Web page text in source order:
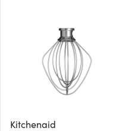
Kitchenaid